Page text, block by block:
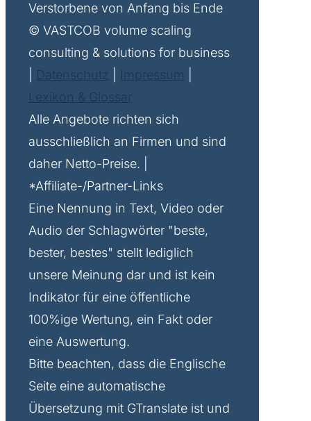
Verstorbene von Anfang bis Ende
© VASTCOB volume scaling
consulting & solutions for business
Datenschutz Impressum
Lexikon & Glossar
Alle Angebote richten sich
ausschließlich an Firmen und sind
daher Netto-Preise. |
*Affiliate-/Partner-Links
Eine Nennung in Text, Video oder
Audio der Schlagwörter "beste,
bester, bestes" stellt lediglich
unsere Meinung dar und ist kein
Indikator für eine öffentliche
100%ige Wertung, ein Fakt oder
eine Auswertung.
Bitte beachten, dass die Englische
Seite eine automatische
Übersetzung mit GTranslate ist und